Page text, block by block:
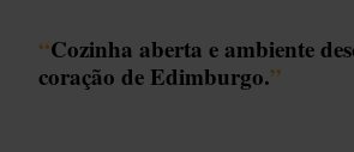
“Cozinha aberta e ambiente
coração de Edimburgo.”